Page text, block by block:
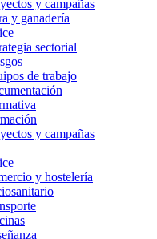
y campañas
y ganadería
sectorial
de trabajo
y campañas
y hostelería